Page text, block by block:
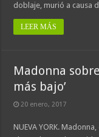
doblaje, murió a causa
LEER MÁS
Madonna
más bajo’
20 enero, 2017
NUEVA YORK.